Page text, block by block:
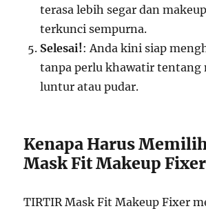
terasa lebih segar dan
terkunci sempurna.
Selesai!: Anda kini siap
tanpa perlu khawatir tentang
luntur atau pudar.
Kenapa Harus
Mask Fit Makeup
TIRTIR Mask Fit Makeup Fixer